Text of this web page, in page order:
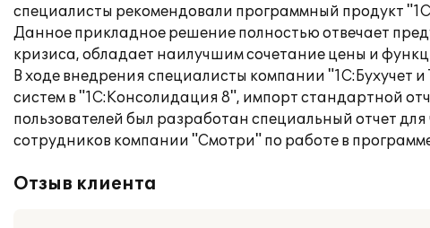
специалисты рекомендовали программный продукт
Данное прикладное решение полностью отвечает
кризиса, обладает наилучшим сочетание цены и
В ходе внедрения специалисты компании
систем в "1С:Консолидация 8", импорт стандартной
пользователей был разработан специальный отчет
сотрудников компании "Смотри" по работе в
Отзыв клиента